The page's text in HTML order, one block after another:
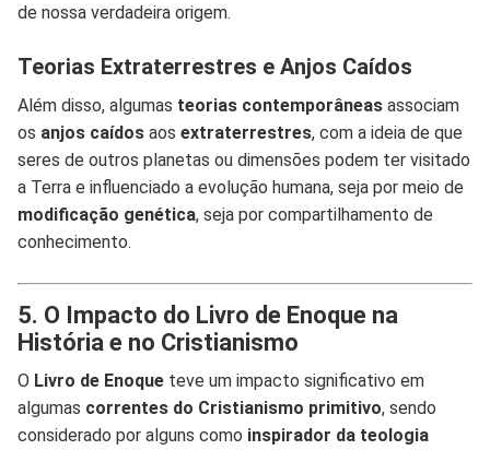
de nossa verdadeira origem.
Teorias Extraterrestres e Anjos Caídos
Além disso, algumas teorias contemporâneasassociam
os anjos caídosaos extraterrestres, com a ideia de que
seres de outros planetas ou dimensões podem ter visitado
a Terra e influenciado a evolução humana, seja por meio de
modificação genética, seja por compartilhamento de
conhecimento.
5. O Impacto do Livro de Enoque na
História e no Cristianismo
O Livro de Enoqueteve um impacto significativo em
algumas correntes do Cristianismo primitivo, sendo
considerado por alguns como inspirador da teologia